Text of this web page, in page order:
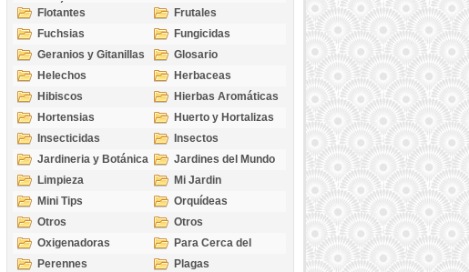
Acuáticas
Flotantes
Frutales
Fuchsias
Fungicidas
Geranios y Gitanillas
Glosario
Helechos
Herbaceas
Hibiscos
Hierbas Aromáticas
Hortensias
Huerto y Hortalizas
Insecticidas
Insectos
Jardineria y Botánica
Jardines del Mundo
Limpieza
Mi Jardin
Mini Tips
Orquídeas
Otros
Otros
Oxigenadoras
Para Cerca del
Estanque
Perennes
Plagas